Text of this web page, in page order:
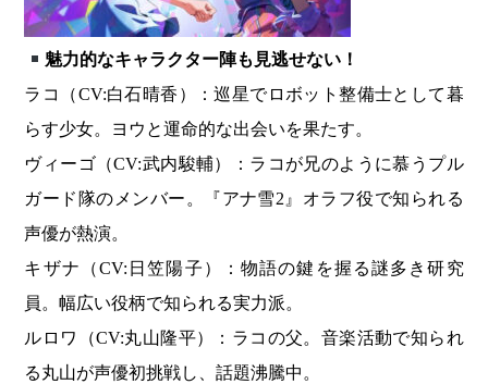
魅力的なキャラクター陣も見逃せない！
ラコ（CV:白石晴香）：巡星でロボット整備士として暮
らす少女。ヨウと運命的な出会いを果たす。
ヴィーゴ（CV:武内駿輔）：ラコが兄のように慕うプル
ガード隊のメンバー。『アナ雪2』オラフ役で知られる
声優が熱演。
キザナ（CV:日笠陽子）：物語の鍵を握る謎多き研究
員。幅広い役柄で知られる実力派。
ルロワ（CV:丸山隆平）：ラコの父。音楽活動で知られ
る丸山が声優初挑戦し、話題沸騰中。